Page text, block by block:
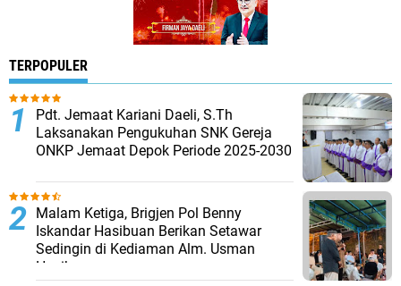
TERPOPULER
Pdt. Jemaat Kariani Daeli, S.Th
Laksanakan Pengukuhan SNK Gereja
ONKP Jemaat Depok Periode 2025-2030
Malam Ketiga, Brigjen Pol Benny
Iskandar Hasibuan Berikan Setawar
Sedingin di Kediaman Alm. Usman
Hasibuan